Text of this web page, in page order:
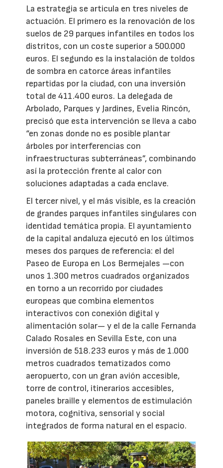
La estrategia se articula en tres niveles de
actuación. El primero es la renovación de los
suelos de 29 parques infantiles en todos los
distritos, con un coste superior a 500.000
euros. El segundo es la instalación de toldos
de sombra en catorce áreas infantiles
repartidas por la ciudad, con una inversión
total de 411.400 euros. La delegada de
Arbolado, Parques y Jardines, Evelia Rincón,
precisó que esta intervención se lleva a cabo
“en zonas donde no es posible plantar
árboles por interferencias con
infraestructuras subterráneas”, combinando
así la protección frente al calor con
soluciones adaptadas a cada enclave.
El tercer nivel, y el más visible, es la creación
de grandes parques infantiles singulares con
identidad temática propia. El ayuntamiento
de la capital andaluza ejecutó en los últimos
meses dos parques de referencia: el del
Paseo de Europa en Los Bermejales —con
unos 1.300 metros cuadrados organizados
en torno a un recorrido por ciudades
europeas que combina elementos
interactivos con conexión digital y
alimentación solar— y el de la calle Fernanda
Calado Rosales en Sevilla Este, con una
inversión de 518.233 euros y más de 1.000
metros cuadrados tematizados como
aeropuerto, con un gran avión accesible,
torre de control, itinerarios accesibles,
paneles braille y elementos de estimulación
motora, cognitiva, sensorial y social
integrados de forma natural en el espacio.